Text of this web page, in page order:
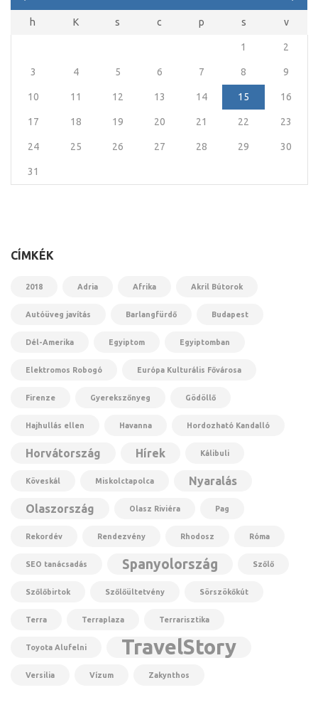
h K s c p s v
1 2
3 4 5 6 7 8 9
10 11 12 13 14 15 16
17 18 19 20 21 22 23
24 25 26 27 28 29 30
31
CÍMKÉK
2018 Adria Afrika Akril Bútorok
Autóüveg javítás Barlangfürdő Budapest
Dél-Amerika Egyiptom Egyiptomban
Elektromos Robogó Európa Kulturális Fővárosa
Firenze Gyerekszőnyeg Gödöllő
Hajhullás ellen Havanna Hordozható Kandalló
Horvátország Hírek Kálibuli
Köveskál Miskolctapolca Nyaralás
Olaszország Olasz Riviéra Pag
Rekordév Rendezvény Rhodosz Róma
SEO tanácsadás Spanyolország Szőlő
Szőlőbirtok Szőlőültetvény Sörszökőkút
Terra Terraplaza Terrarisztika
Toyota Alufelni TravelStory
Versilia Vízum Zakynthos